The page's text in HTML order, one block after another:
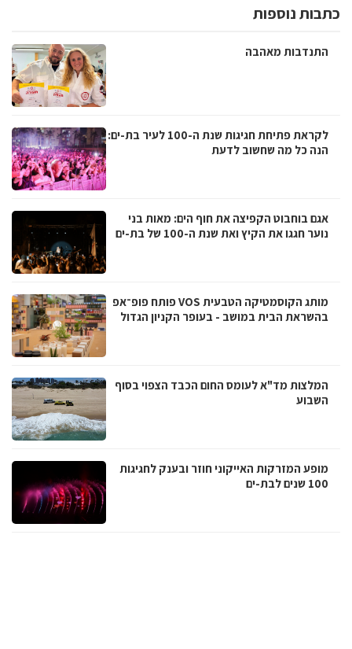
כתבות נוספות
התנדבות מאהבה
לקראת פתיחת חגיגות שנת ה-100 לעיר בת-ים:
הנה כל מה שחשוב לדעת
אגם בוחבוט הקפיצה את חוף הים: מאות בני
נוער חגגו את הקיץ ואת שנת ה-100 של בת-ים
מותג הקוסמטיקה הטבעית VOS פותח פופ־אפ
בהשראת הבית במושב - בעופר הקניון הגדול
המלצות מד"א לעומס החום הכבד הצפוי בסוף
השבוע
מופע המזרקות האייקוני חוזר ובענק לחגיגות
100 שנים לבת-ים